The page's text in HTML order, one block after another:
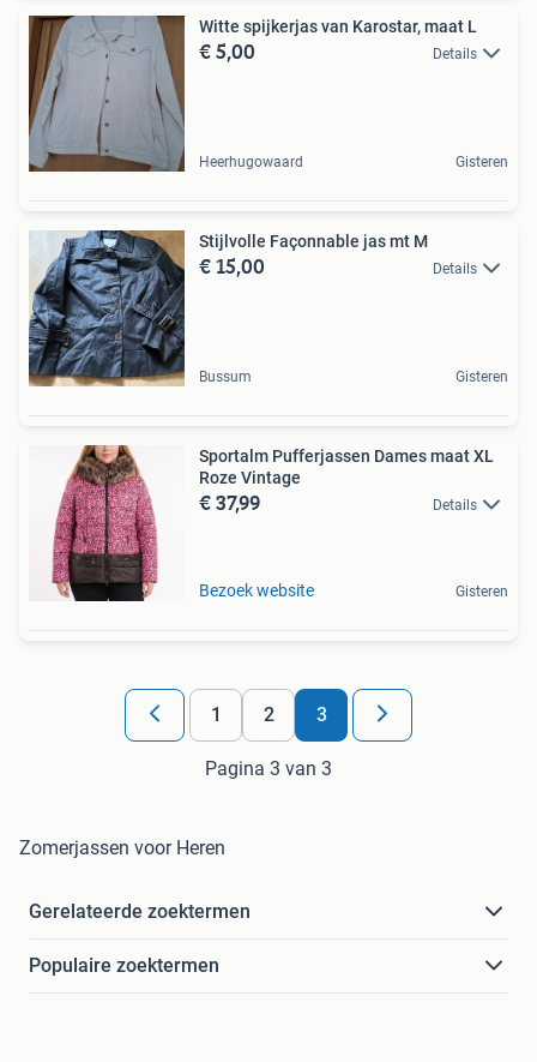
Witte spijkerjas van Karostar, maat L
€ 5,00 Details
Heerhugowaard Gisteren
Stijlvolle Façonnable jas mt M
€ 15,00 Details
Bussum Gisteren
Sportalm Pufferjassen Dames maat XL
Roze Vintage
€ 37,99 Details
Bezoek website Gisteren
1 2 3
Pagina 3 van 3
Zomerjassen voor Heren
Gerelateerde zoektermen
Populaire zoektermen